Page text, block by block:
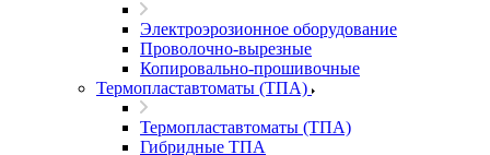
Электроэрозионное оборудование
Проволочно-вырезные
Копировально-прошивочные
Термопластавтоматы (ТПА)
Термопластавтоматы (ТПА)
Гибридные ТПА